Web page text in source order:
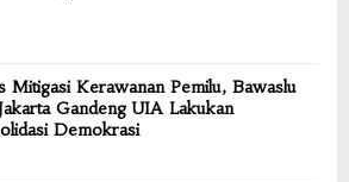
Mitigasi Kerawanan Pemilu, Bawaslu
Gandeng UIA Lakukan
Demokrasi